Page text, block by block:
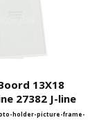
13X18
27382 J-line
holder-picture-frame-